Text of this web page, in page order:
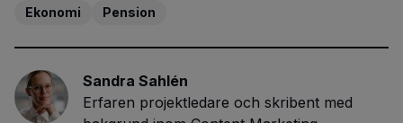
Ekonomi Pension
Sandra Sahlén
Erfaren projektledare och skribent med